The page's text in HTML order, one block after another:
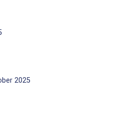
2025